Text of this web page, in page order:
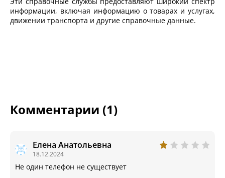
информации, включая информацию о товарах и услугах,
движении транспорта и другие справочные данные.
Комментарии (1)
Елена Анатольевна
18.12.2024
Не один телефон не существует